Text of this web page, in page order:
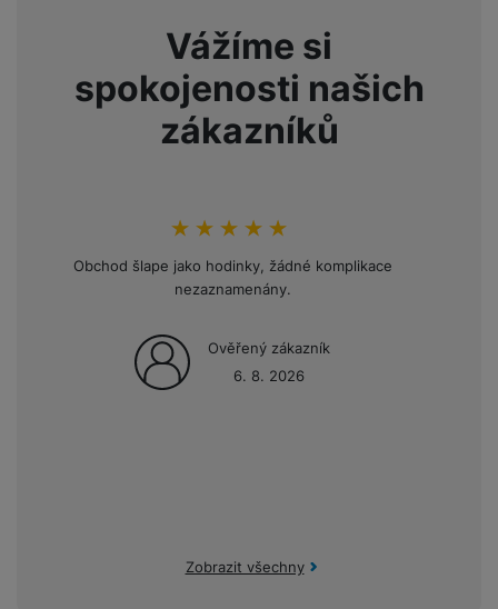
Vážíme si
spokojenosti našich
zákazníků
hodnoceni_zakazniku
100 %
Obchod šlape jako hodinky, žádné komplikace
nezaznamenány.
Ověřený zákazník
6. 8. 2026
Zobrazit všechny